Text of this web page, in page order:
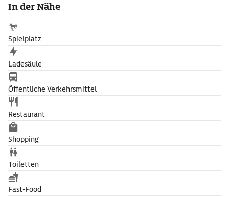
Micropia, den weltweit ersten Zoo für Bakterien, Algen, Pilze.
Am Kiss-o-Meter etwa kann man messen, wie viele Millionen
Mikroorganismen beim Küssen ausgetauscht werden.
In der Nähe
Spielplatz
Ladesäule
Öffentliche Verkehrsmittel
Restaurant
Shopping
Toiletten
Fast-Food